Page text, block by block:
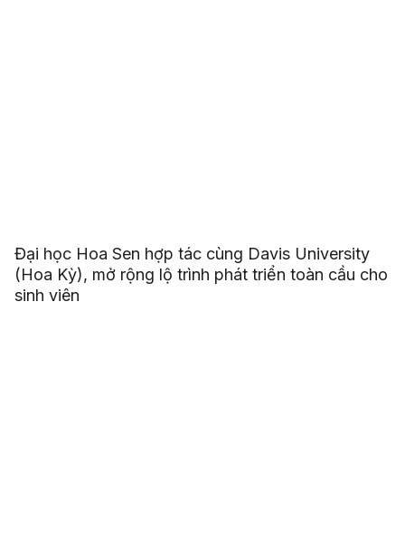
Đại học Hoa Sen hợp tác cùng Davis University
(Hoa Kỳ), mở rộng lộ trình phát triển toàn cầu cho
sinh viên